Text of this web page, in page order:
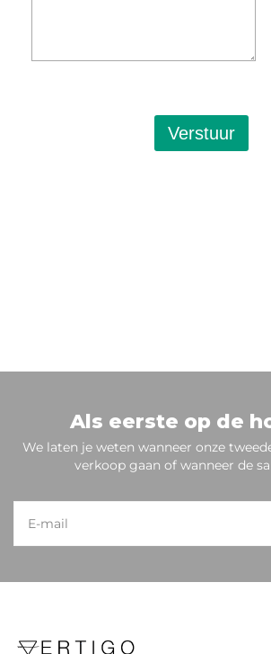
Verstuur
Als eerste op de
We laten je weten wanneer onze
verkoop gaan of wanneer de